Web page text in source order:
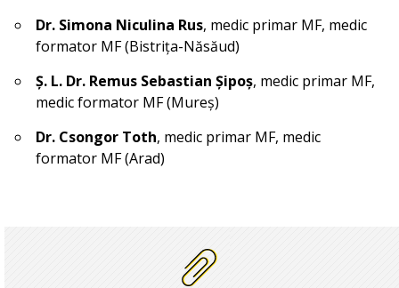
Dr. Simona Niculina Rus, medic primar MF, medic
formator MF (Bistrița-Năsăud)
Ș. L. Dr. Remus Sebastian Șipoș, medic primar MF,
medic formator MF (Mureș)
Dr. Csongor Toth, medic primar MF, medic
formator MF (Arad)